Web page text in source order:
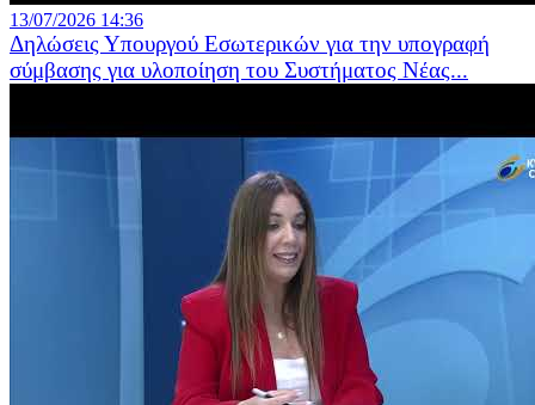
13/07/2026 14:36
Δηλώσεις Υπουργού Εσωτερικών για την υπογραφή
σύμβασης για υλοποίηση του Συστήματος Νέας...